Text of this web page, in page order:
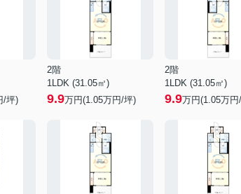
/坪)
2階
1LDK (31.05㎡)
9.9万円(1.05万円/坪)
2階
1LDK (31.05㎡)
9.9万円(1.05万円